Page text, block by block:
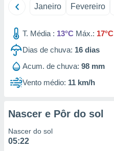
utilizar
criar
da
dos
Janeiro Fevereiro
T. Média : 13°C Máx.: 17°C
Dias de chuva: 16 dias
Acum. de chuva: 98 mm
Vento médio: 11 km/h
Nascer e Pôr do sol
Nascer do sol
05:22